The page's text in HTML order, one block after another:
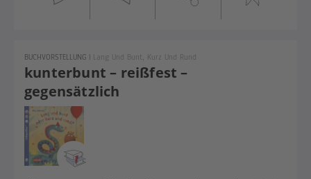
kunterbunt – reißfest –
gegensätzlich
BUCHVORSTELLUNG | Lang Und Bunt, Kurz Und Rund